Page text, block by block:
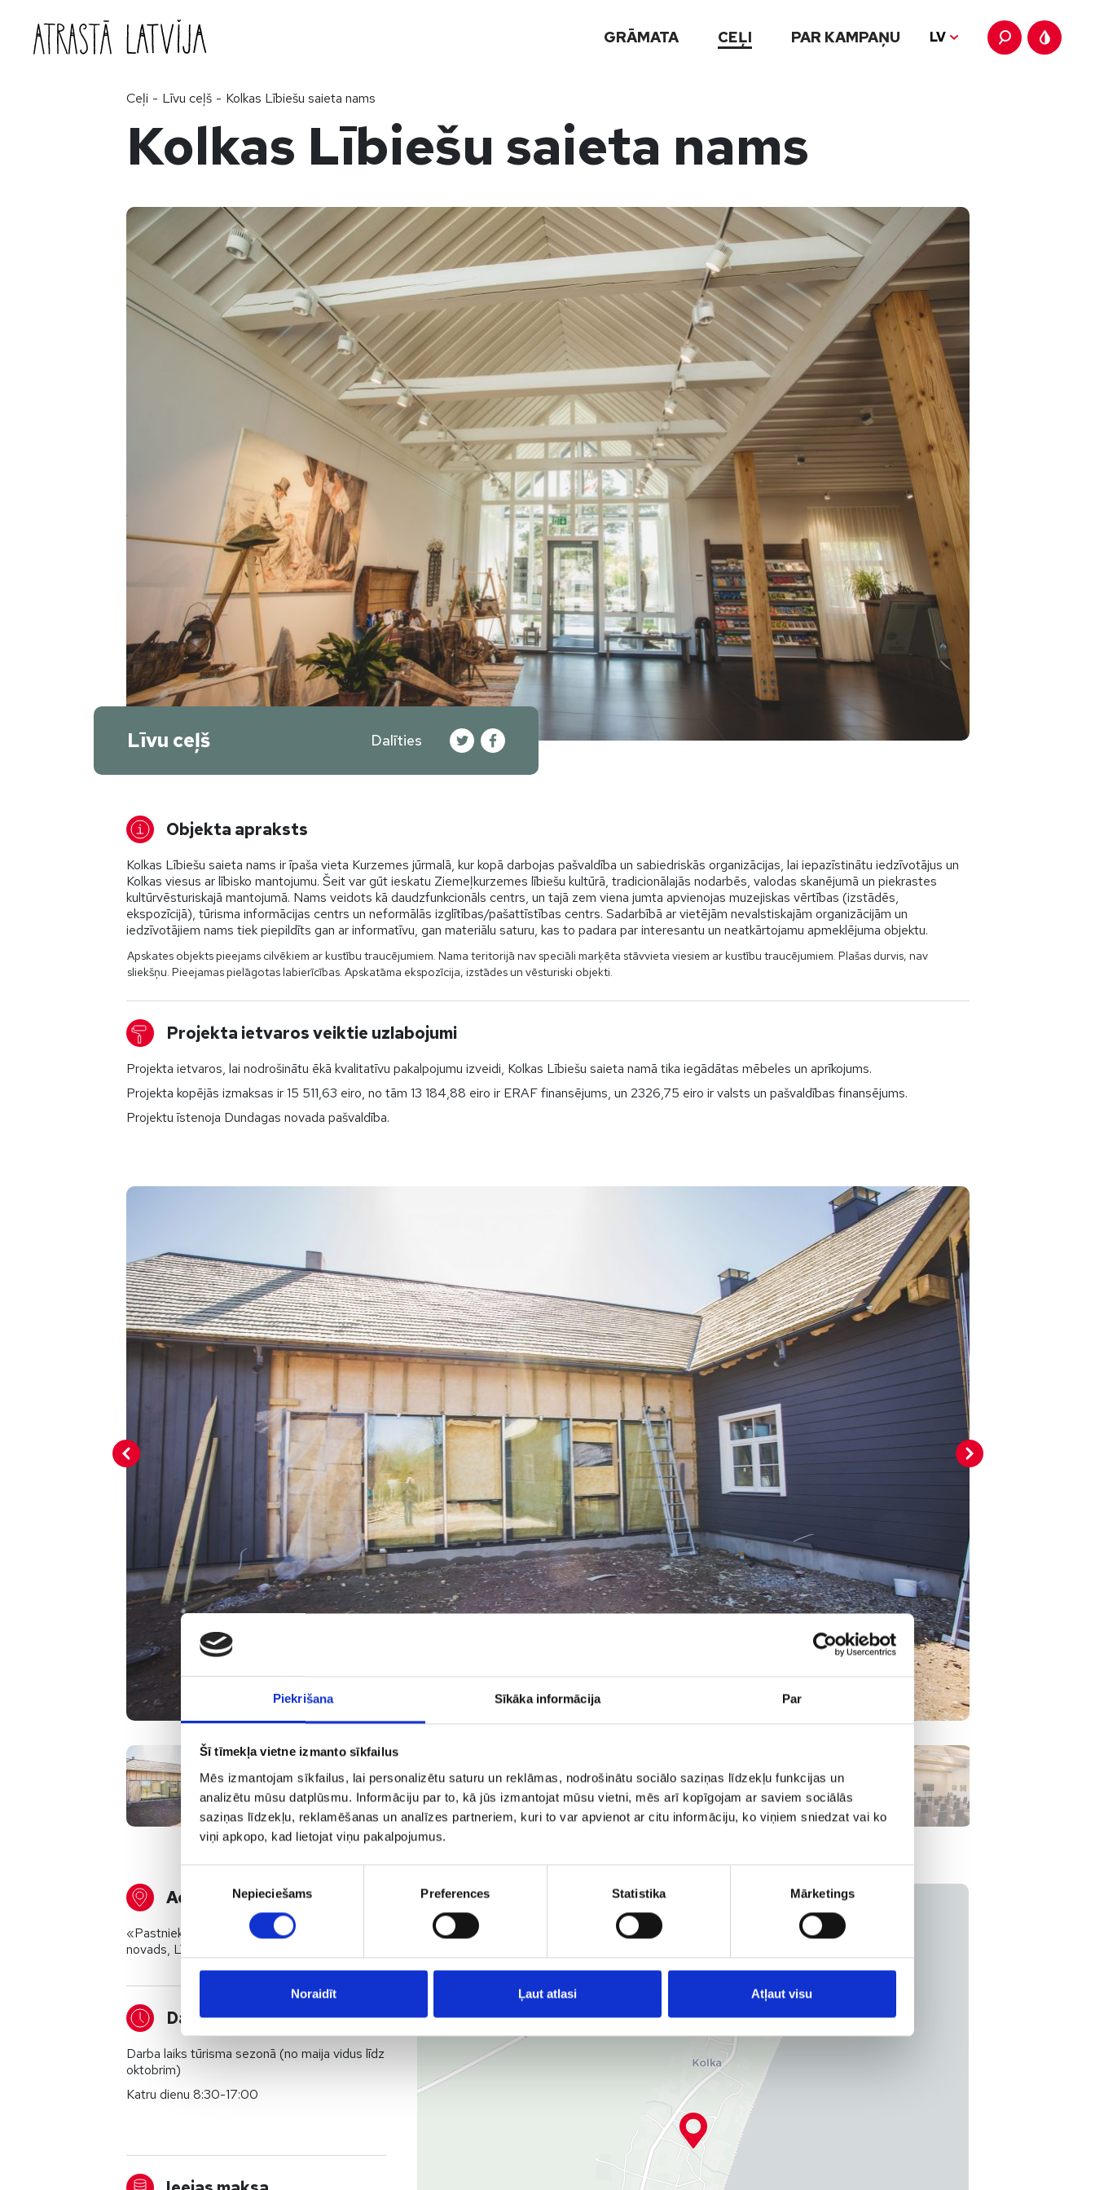
Piekrišana Sīkāka informācija Par
Šī tīmekļa vietne izmanto sīkfailus
Mēs izmantojam sīkfailus, lai personalizētu saturu un reklāmas, nodrošinātu sociālo saziņas līdzekļu funkcijas un
analizētu mūsu datplūsmu. Informāciju par to, kā jūs izmantojat mūsu vietni, mēs arī kopīgojam ar saviem sociālās
saziņas līdzekļu, reklamēšanas un analīzes partneriem, kuri to var apvienot ar citu informāciju, ko viņiem sniedzat vai ko
viņi apkopo, kad lietojat viņu pakalpojumus.
izvēle
Nepieciešams Preferences Statistika Mārketings
Noraidīt Ļaut atlasi Atļaut visu
GRĀMATA CEĻI PAR KAMPAŅU LV
Ceļi - Līvu ceļš - Kolkas Lībiešu saieta nams
Kolkas Lībiešu saieta nams
Līvu ceļš Dalīties
Objekta apraksts
Kolkas Lībiešu saieta nams ir īpaša vieta Kurzemes jūrmalā, kur kopā darbojas pašvaldība un sabiedriskās organizācijas, lai iepazīstinātu iedzīvotājus un
Kolkas viesus ar lībisko mantojumu. Šeit var gūt ieskatu Ziemeļkurzemes lībiešu kultūrā, tradicionālajās nodarbēs, valodas skanējumā un piekrastes
kultūrvēsturiskajā mantojumā. Nams veidots kā daudzfunkcionāls centrs, un tajā zem viena jumta apvienojas muzejiskas vērtības (izstādēs,
ekspozīcijā), tūrisma informācijas centrs un neformālās izglītības/pašattīstības centrs. Sadarbībā ar vietējām nevalstiskajām organizācijām un
iedzīvotājiem nams tiek piepildīts gan ar informatīvu, gan materiālu saturu, kas to padara par interesantu un neatkārtojamu apmeklējuma objektu.
Apskates objekts pieejams cilvēkiem ar kustību traucējumiem. Nama teritorijā nav speciāli marķēta stāvvieta viesiem ar kustību traucējumiem. Plašas durvis, nav
sliekšņu. Pieejamas pielāgotas labierīcības. Apskatāma ekspozīcija, izstādes un vēsturiski objekti.
Projekta ietvaros veiktie uzlabojumi
Projekta ietvaros, lai nodrošinātu ēkā kvalitatīvu pakalpojumu izveidi, Kolkas Lībiešu saieta namā tika iegādātas mēbeles un aprīkojums.
Projekta kopējās izmaksas ir 15 511,63 eiro, no tām 13 184,88 eiro ir ERAF finansējums, un 2326,75 eiro ir valsts un pašvaldības finansējums.
Projektu īstenoja Dundagas novada pašvaldība.
Adrese
«Pastnieki», Kolka, Kolkas pagasts, Talsu
novads, LV-3275
Darba laiks
Darba laiks tūrisma sezonā (no maija vidus līdz
oktobrim)
Katru dienu 8:30-17:00